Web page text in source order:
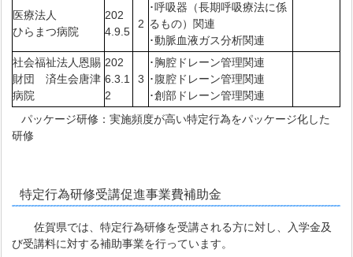
医療法人
ひらまつ病院
202
4.9.5
2
･呼吸器（長期呼吸療法に係
るもの）関連
･動脈血液ガス分析関連
社会福祉法人恩賜
財団 済生会唐津
病院
202
6.3.1
2
3
･胸腔ドレーン管理関連
･腹腔ドレーン管理関連
･創部ドレーン管理関連
パッケージ研修：実施頻度が高い特定行為をパッケージ化した
研修
特定行為研修受講促進事業費補助金
佐賀県では、特定行為研修を受講される方に対し、入学金及
び受講料に対する補助事業を行っています。